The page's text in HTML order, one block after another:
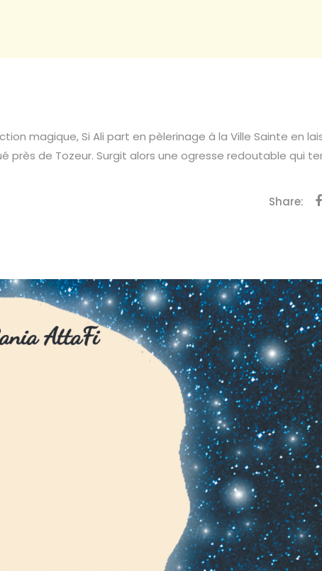
magique, Si Ali part en pèlerinage à la Ville Sainte en
près de Tozeur. Surgit alors une ogresse redoutable qui
Share: